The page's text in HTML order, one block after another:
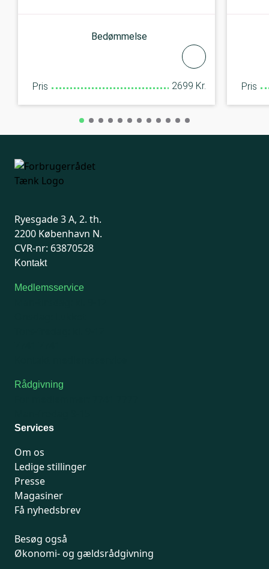
Bedømmelse
Pris 2699 Kr. Pris
Ryesgade 3 A, 2. th.
2200 København N.
CVR-nr: 63870528
Kontakt
Medlemsservice
Rådgivning
Services
Om os
Ledige stillinger
Presse
Magasiner
Få nyhedsbrev
Besøg også
Økonomi- og gældsrådgivning